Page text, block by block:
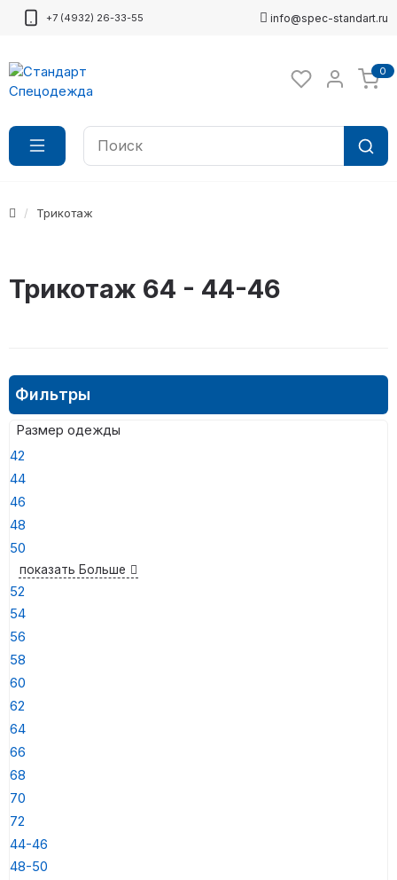
+7 (4932) 26-33-55 info@spec-standart.ru
0
Трикотаж
Трикотаж 64 - 44-46
Фильтры
Размер одежды
42
44
46
48
50
показать Больше
52
54
56
58
60
62
64
66
68
70
72
44-46
48-50